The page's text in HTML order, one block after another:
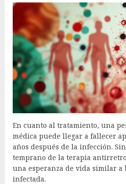
En cuanto al tratamiento, una
médica puede llegar a fallecer
años después de la infección.
temprano de la terapia
una esperanza de vida similar a
infectada.